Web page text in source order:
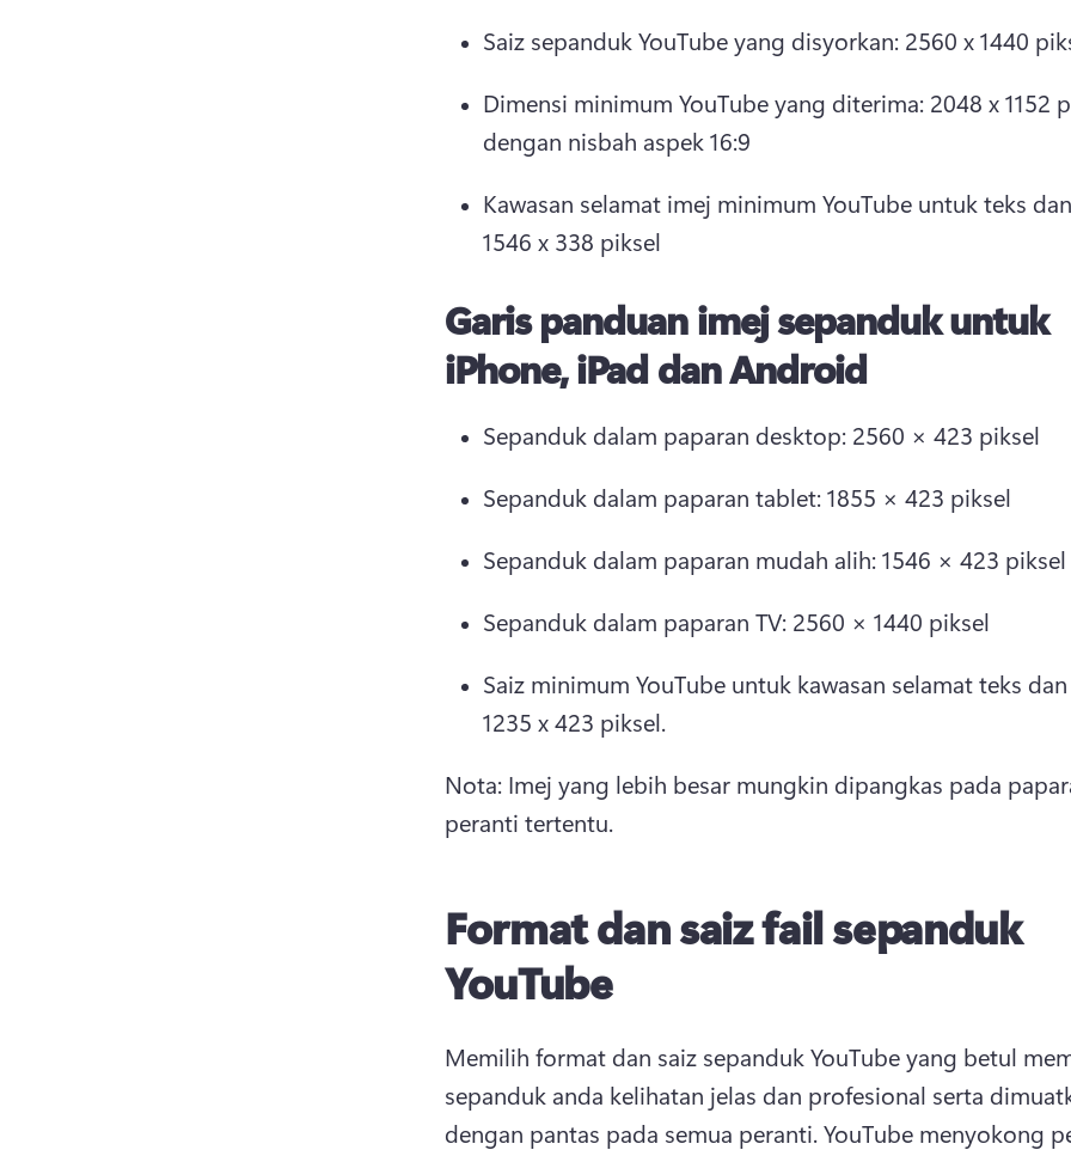
Saiz sepanduk YouTube yang disyorkan: 2560 x 1440
Dimensi minimum YouTube yang diterima: 2048 x 1152
dengan nisbah aspek 16:9
Kawasan selamat imej minimum YouTube untuk teks
1546 x 338 piksel
Garis panduan imej sepanduk untuk
iPhone, iPad dan Android
Sepanduk dalam paparan desktop: 2560 × 423 piksel
Sepanduk dalam paparan tablet: 1855 × 423 piksel
Sepanduk dalam paparan mudah alih: 1546 × 423 piksel
Sepanduk dalam paparan TV: 2560 × 1440 piksel
Saiz minimum YouTube untuk kawasan selamat teks
1235 x 423 piksel.
Nota: Imej yang lebih besar mungkin dipangkas pada
peranti tertentu.
Format dan saiz fail sepanduk
YouTube
Memilih format dan saiz sepanduk YouTube yang betul
sepanduk anda kelihatan jelas dan profesional serta
dengan pantas pada semua peranti. YouTube menyokong